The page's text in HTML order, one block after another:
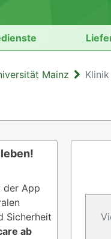
Mainz
der App
Sicherheit
ab